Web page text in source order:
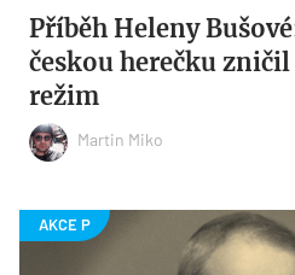
Příběh Heleny
českou herečku
režim
Martin Miko